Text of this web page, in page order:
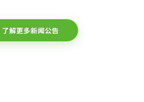
了解更多新闻公告